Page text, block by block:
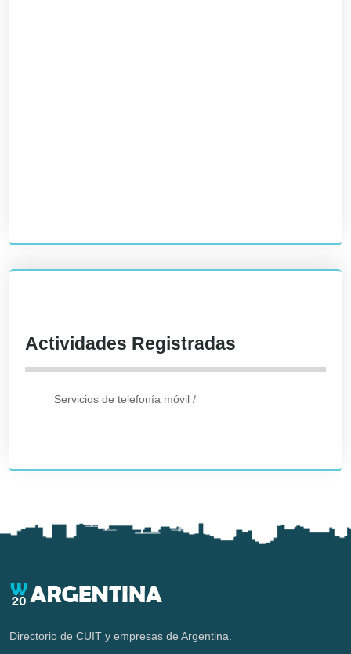
Actividades Registradas
Servicios de telefonía móvil /
Directorio de CUIT y empresas de Argentina.